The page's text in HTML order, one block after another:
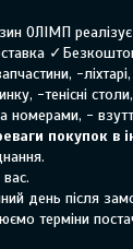
ОЛІМП
-
-тенісні
-
покупок в
день після
терміни